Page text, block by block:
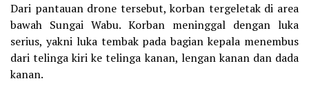
Dari pantauan drone tersebut, korban tergeletak di area
bawah Sungai Wabu. Korban meninggal dengan luka
serius, yakni luka tembak pada bagian kepala menembus
dari telinga kiri ke telinga kanan, lengan kanan dan dada
kanan.